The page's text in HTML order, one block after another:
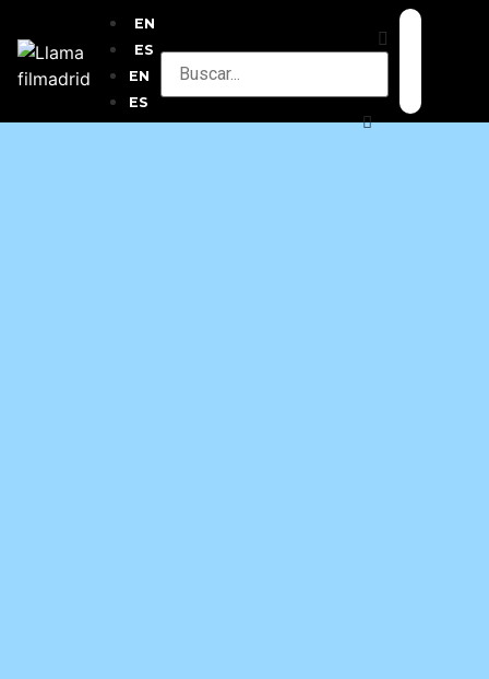
EN
ES
EN
ES